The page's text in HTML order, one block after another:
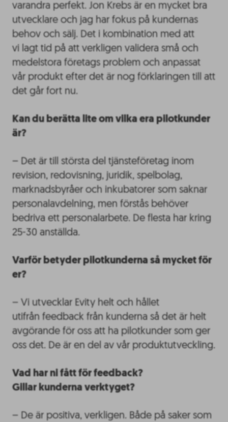
varandra perfekt. Jon Krebs är en mycket bra
utvecklare och jag har fokus på kundernas
behov och sälj. Det i kombination med att
vi lagt tid på att verkligen validera små och
medelstora företags problem och anpassat
vår produkt efter det är nog förklaringen till att
det går fort nu.
Kan du berätta lite om vilka era pilotkunder
är?
– Det är till största del tjänsteföretag inom
revision, redovisning, juridik, spelbolag,
marknadsbyråer och inkubatorer som saknar
personalavdelning, men förstås behöver
bedriva ett personalarbete. De flesta har kring
25-30 anställda.
Varför betyder pilotkunderna så mycket för
er?
– Vi utvecklar Evity helt och hållet
utifrån feedback från kunderna så det är helt
avgörande för oss att ha pilotkunder som ger
oss det. De är en del av vår produktutveckling.
Vad har ni fått för feedback?
Gillar kunderna verktyget?
– De är positiva, verkligen. Både på saker som